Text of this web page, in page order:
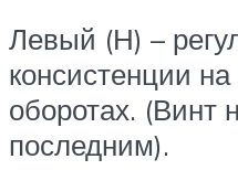
Левый (Н) –
консистенции
оборотах. (Винт
последним).